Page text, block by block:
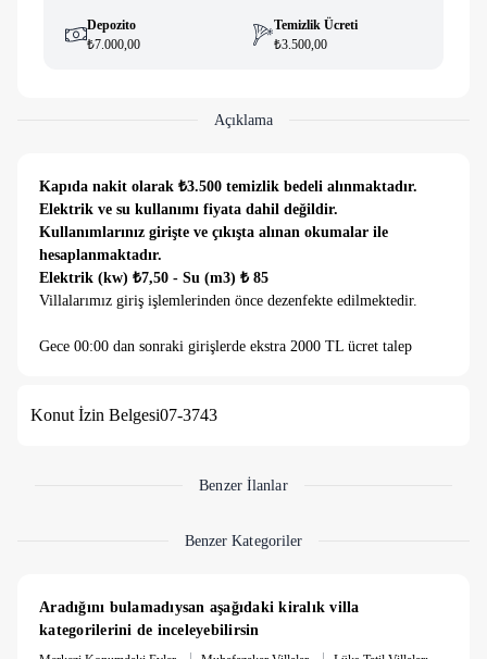
Depozito
₺7.000,00
Temizlik Ücreti
₺3.500,00
Açıklama
Kapıda nakit olarak ₺3.500 temizlik bedeli alınmaktadır.
Elektrik ve su kullanımı fiyata dahil değildir.
Kullanımlarınız girişte ve çıkışta alınan okumalar ile
hesaplanmaktadır.
Elektrik (kw) ₺7,50 - Su (m3) ₺ 85
Villalarımız giriş işlemlerinden önce dezenfekte edilmektedir.
Gece 00:00 dan sonraki girişlerde ekstra 2000 TL ücret talep
yararlanabileceğiniz mangal ya da kurulu barbekü ekipmanı,
makinası, ütü, ütü masası, logolu havlu ve nevresimler, tüm
bulunan ebeveyn banyolu yatak odası sayesinde merdiven
kullanmakta zorlanan bireyler ya da çocuklu aileler için
uygundur. Bu villaya ve kata özel bulunan çamaşırhanesi ekstra
Konut İzin Belgesi07-3743
Benzer İlanlar
Benzer Kategoriler
Aradığını bulamadıysan aşağıdaki kiralık villa
kategorilerini de inceleyebilirsin